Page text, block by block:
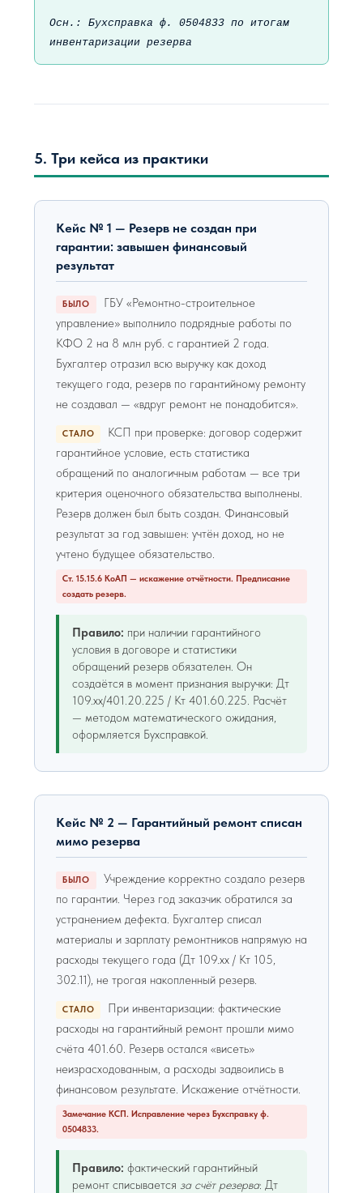
Осн.: Бухсправка ф. 0504833 по итогам
инвентаризации резерва
5. Три кейса из практики
Кейс № 1 — Резерв не создан при
гарантии: завышен финансовый
результат
БЫЛО
ГБУ «Ремонтно-строительное
управление» выполнило подрядные работы по
КФО 2 на 8 млн руб. с гарантией 2 года.
Бухгалтер отразил всю выручку как доход
текущего года, резерв по гарантийному ремонту
не создавал — «вдруг ремонт не понадобится».
СТАЛО
КСП при проверке: договор содержит
гарантийное условие, есть статистика
обращений по аналогичным работам — все три
критерия оценочного обязательства выполнены.
Резерв должен был быть создан. Финансовый
результат за год завышен: учтён доход, но не
учтено будущее обязательство.
Ст. 15.15.6 КоАП — искажение отчётности. Предписание
создать резерв.
Правило: при наличии гарантийного
условия в договоре и статистики
обращений резерв обязателен. Он
создаётся в момент признания выручки: Дт
109.хх/401.20.225 / Кт 401.60.225. Расчёт
— методом математического ожидания,
оформляется Бухсправкой.
Кейс № 2 — Гарантийный ремонт списан
мимо резерва
БЫЛО
Учреждение корректно создало резерв
по гарантии. Через год заказчик обратился за
устранением дефекта. Бухгалтер списал
материалы и зарплату ремонтников напрямую на
расходы текущего года (Дт 109.хх / Кт 105,
302.11), не трогая накопленный резерв.
СТАЛО
При инвентаризации: фактические
расходы на гарантийный ремонт прошли мимо
счёта 401.60. Резерв остался «висеть»
неизрасходованным, а расходы задвоились в
финансовом результате. Искажение отчётности.
Замечание КСП. Исправление через Бухсправку ф.
0504833.
Правило: фактический гарантийный
ремонт списывается за счёт резерва: Дт